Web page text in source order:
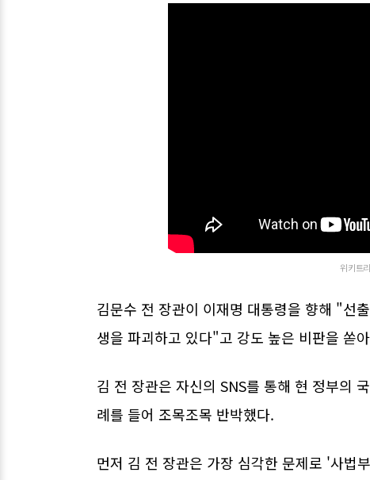
위키트
김문수 전 장관이 이재명 대통령을 향해 "선
생을 파괴하고 있다"고 강도 높은 비판을 쏟
김 전 장관은 자신의 SNS를 통해 현 정부의
례를 들어 조목조목 반박했다.
먼저 김 전 장관은 가장 심각한 문제로 '사법